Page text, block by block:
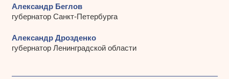
Александр Беглов
губернатор Санкт-Петербурга
Александр Дрозденко
губернатор Ленинградской области